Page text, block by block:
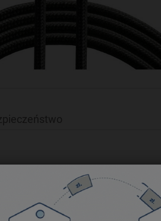
- Przelew bankowy) już od 300,00 zł.